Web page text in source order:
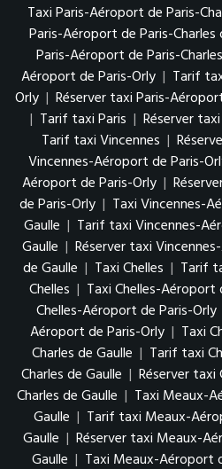
Taxi Paris-Aéroport de Paris-
Paris-Aéroport de Paris-Charles
Paris-Aéroport de Paris-
Aéroport de Paris-Orly | Tarif
Orly | Réserver taxi Paris-
| Tarif taxi Paris | Réserver
Tarif taxi Vincennes |
Vincennes-Aéroport de Paris-
Aéroport de Paris-Orly |
de Paris-Orly | Taxi Vincennes-
Gaulle | Tarif taxi Vincennes-
Gaulle | Réserver taxi
de Gaulle | Taxi Chelles | Tarif
Chelles | Taxi Chelles-Aéroport
Chelles-Aéroport de Paris-Orly
Aéroport de Paris-Orly | Taxi
Charles de Gaulle | Tarif taxi
Charles de Gaulle | Réserver
Charles de Gaulle | Taxi Meaux-
Gaulle | Tarif taxi Meaux-
Gaulle | Réserver taxi Meaux-
Gaulle | Taxi Meaux-Aéroport